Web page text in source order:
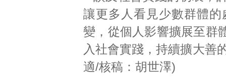
讓更多人看見少數群體
變，從個人影響擴展至群
入社會實踐，持續擴大善
適/核稿：胡世澤)